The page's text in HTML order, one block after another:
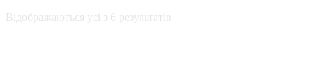
Відображаються усі з 6 результатів